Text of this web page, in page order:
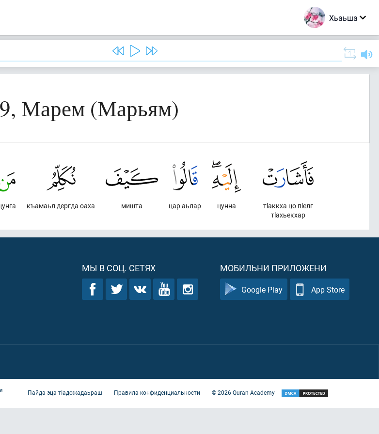
Хьаьша
Марем (Марьям)
тlаккха цо пlелг
тlахьекхар
цунна
цар аьлар
мишта
къамаьл дергда оаха
МЫ В СОЦ. СЕТЯХ МОБИЛЬНИ ПРИЛОЖЕНИ
Google Play App Store
Пайда эца тIадожадаьраш Правила конфиденциальности ©2026Quran Academy